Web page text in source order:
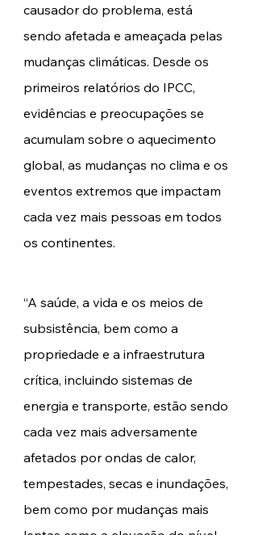
causador do problema, está
sendo afetada e ameaçada pelas
mudanças climáticas. Desde os
primeiros relatórios do IPCC,
evidências e preocupações se
acumulam sobre o aquecimento
global, as mudanças no clima e os
eventos extremos que impactam
cada vez mais pessoas em todos
os continentes.
“A saúde, a vida e os meios de
subsistência, bem como a
propriedade e a infraestrutura
crítica, incluindo sistemas de
energia e transporte, estão sendo
cada vez mais adversamente
afetados por ondas de calor,
tempestades, secas e inundações,
bem como por mudanças mais